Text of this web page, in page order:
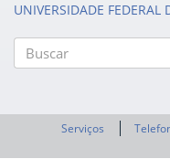
UNIVERSIDADE FEDERAL
Serviços